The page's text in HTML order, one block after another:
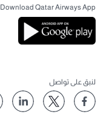
Download Qatar Airways App
لنبق على تواصل